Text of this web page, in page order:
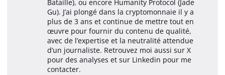
Bataille), ou encore Humanity Protocol (Jade
Gu). J’ai plongé dans la cryptomonnaie il y a
plus de 3 ans et continue de mettre tout en
œuvre pour fournir du contenu de qualité,
avec de l’expertise et la neutralité attendue
d’un journaliste. Retrouvez moi aussi sur X
pour des analyses et sur Linkedin pour me
contacter.